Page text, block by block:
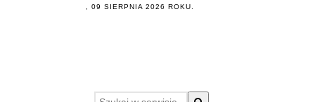
, 09 SIERPNIA 2026 ROKU.